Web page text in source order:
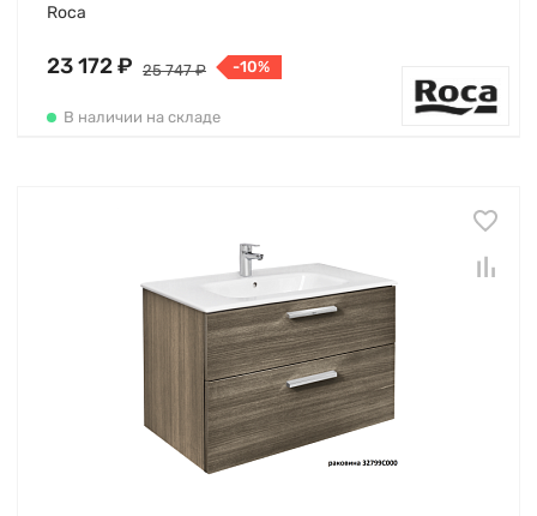
Roca
23 172 ₽ 25 747 ₽ -10%
В наличии на складе